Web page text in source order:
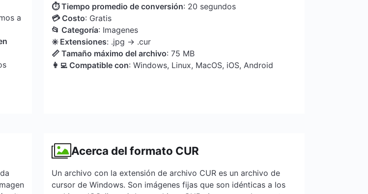
a
⏱ Tiempo promedio de conversión: 20 segundos
💳 Costo: Gratis
📂 Categoría: Imagenes
✳️ Extensiones: .jpg → .cur
📏 Tamaño máximo del archivo: 75 MB
👩‍💻 Compatible con: Windows, Linux, MacOS, iOS, Android
Acerca del formato CUR
Un archivo con la extensión de archivo CUR es un archivo de
cursor de Windows. Son imágenes fijas que son idénticas a los